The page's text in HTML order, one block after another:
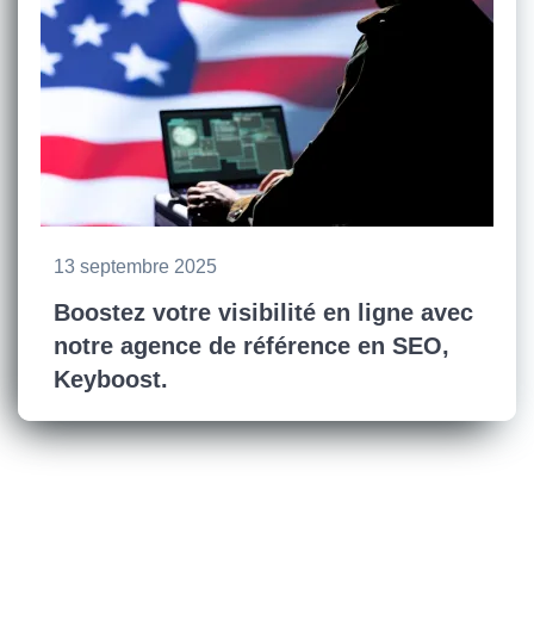
13 septembre 2025
Boostez votre visibilité en ligne avec
notre agence de référence en SEO,
Keyboost.